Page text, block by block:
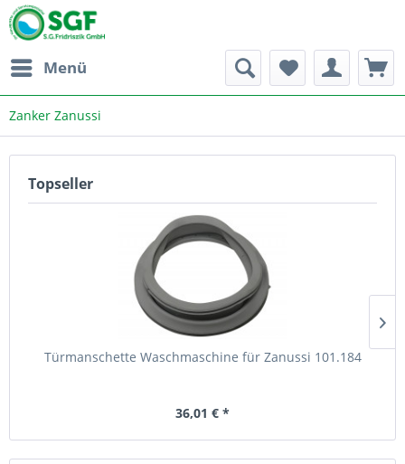
Menü
Zanker Zanussi
Topseller
Türmanschette Waschmaschine für Zanussi 101.184
36,01 € *